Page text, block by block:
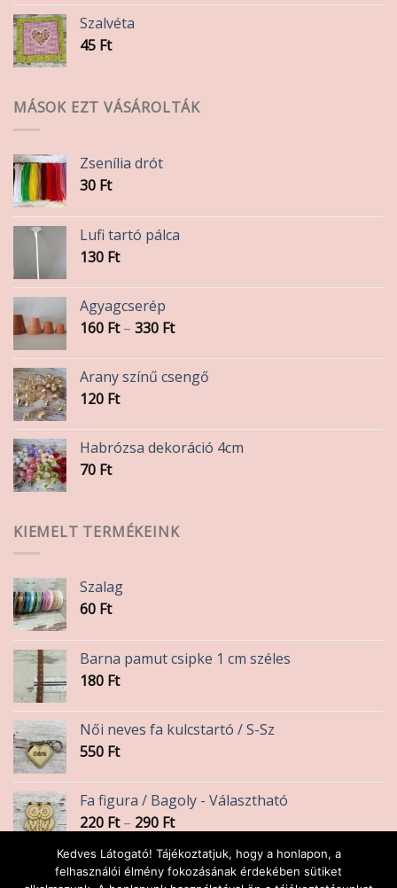
Szalvéta
45 Ft
MÁSOK EZT VÁSÁROLTÁK
Zsenília drót
30 Ft
Lufi tartó pálca
130 Ft
Agyagcserép
160 Ft – 330 FtÁrtartomány:
-
330 Ft
Arany színű csengő
120 Ft
Habrózsa dekoráció 4cm
70 Ft
KIEMELT TERMÉKEINK
Szalag
60 Ft
Barna pamut csipke 1 cm széles
180 Ft
Női neves fa kulcstartó / S-Sz
550 Ft
Fa figura / Bagoly - Választható
220 Ft – 290 FtÁrtartomány:
-
290 Ft
Könyöklő angyalka
Kedves Látogató! Tájékoztatjuk, hogy a honlapon, a
felhasználói élmény fokozásának érdekében sütiket